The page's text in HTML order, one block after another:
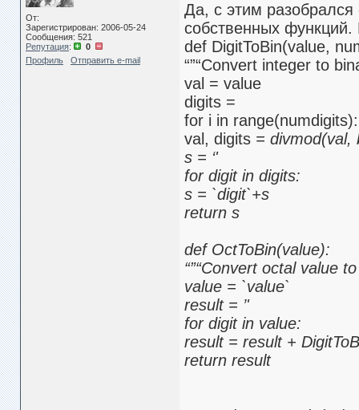
От:
Зарегистрирован: 2006-05-24
Сообщения: 521
Репутация:
0
Профиль
Отправить e-mail
Да, с этим
собственных функций.
def DigitToBin(value,
“”“Convert integer to
val = value
digits =
for i in range(numdigits):
val, digits = divmod(val,
s = ‘'
for digit in digits:
s = `digit`+s
return s
def OctToBin(value):
“”“Convert octal value
value = `value`
result = ’'
for digit in value:
result = result +
return result